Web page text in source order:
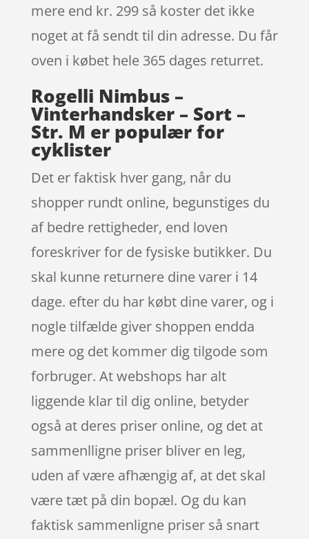
mere end kr. 299 så koster det ikke
noget at få sendt til din adresse. Du får
oven i købet hele 365 dages returret.
Rogelli Nimbus –
Vinterhandsker – Sort –
Str. M er populær for
cyklister
Det er faktisk hver gang, når du
shopper rundt online, begunstiges du
af bedre rettigheder, end loven
foreskriver for de fysiske butikker. Du
skal kunne returnere dine varer i 14
dage. efter du har købt dine varer, og i
nogle tilfælde giver shoppen endda
mere og det kommer dig tilgode som
forbruger. At webshops har alt
liggende klar til dig online, betyder
også at deres priser online, og det at
sammenlligne priser bliver en leg,
uden af være afhængig af, at det skal
være tæt på din bopæl. Og du kan
faktisk sammenligne priser så snart